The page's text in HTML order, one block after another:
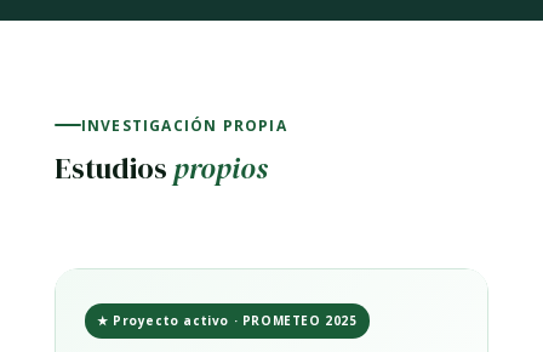
INVESTIGACIÓN PROPIA
Estudios propios
★ Proyecto activo · PROMETEO 2025